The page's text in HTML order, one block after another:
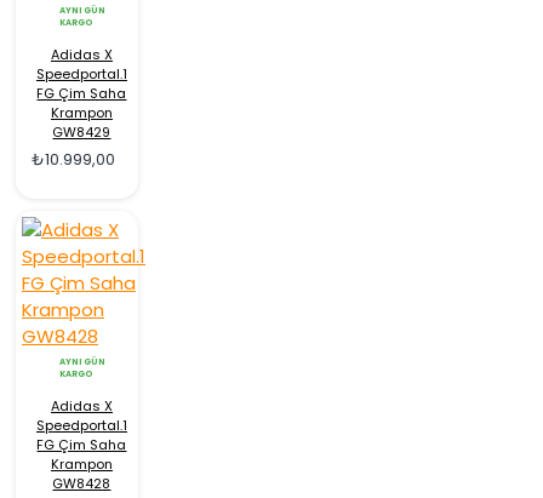
AYNI GÜN
KARGO
Adidas X
Speedportal.1
FG Çim Saha
Krampon
GW8429
₺10.999,00
AYNI GÜN
KARGO
Adidas X
Speedportal.1
FG Çim Saha
Krampon
GW8428